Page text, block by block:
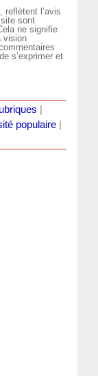
reflètent l’avis
sont
ne signifie
vision
s’exprimer et
populaire